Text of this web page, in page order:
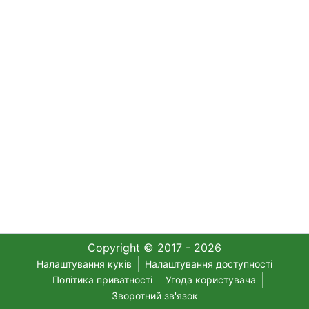
Copyright © 2017 - 2026
Налаштування куків
Налаштування доступності
Політика приватності
Угода користувача
Зворотний зв'язок